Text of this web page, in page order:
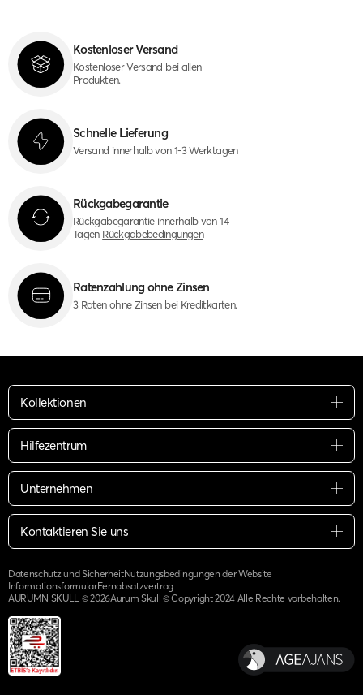
Kostenloser Versand
Kostenloser Versand bei allen
Produkten.
Schnelle Lieferung
Versand innerhalb von 1-3 Werktagen
Rückgabegarantie
Rückgabegarantie innerhalb von 14
Tagen Rückgabebedingungen
Ratenzahlung ohne Zinsen
3 Raten ohne Zinsen bei Kreditkarten.
Kollektionen
Hilfezentrum
Unternehmen
Kontaktieren Sie uns
Datenschutz und SicherheitNutzungsbedingungen der Website
InformationsformularFernabsatzvertrag
AURUMN SKULL ©2026Aurum Skull © Copyright 2024 Alle Rechte vorbehalten.